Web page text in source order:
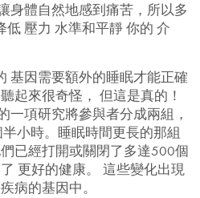
身體自然地感到痛苦，所以多
低 壓力 水準和平靜 你的 介
基因需要額外的睡眠才能正確
起來很奇怪， 但這是真的！
一項研究將參與者分成兩組，
小時。睡眠時間更長的那組
已經打開或關閉了多達500個
更好的健康。 這些變化出現
病的基因中。